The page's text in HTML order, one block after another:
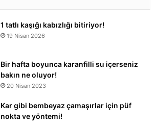
1 tatlı kaşığı kabızlığı bitiriyor!
19 Nisan 2026
Bir hafta boyunca karanfilli su içerseniz
bakın ne oluyor!
20 Nisan 2023
Kar gibi bembeyaz çamaşırlar için püf
nokta ve yöntemi!